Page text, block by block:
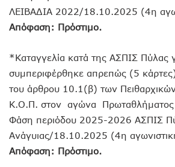
ΛΕΙΒΑΔΙΑ 2022/18.10.2025 (4η
Απόφαση: Πρόστιμο.
*Καταγγελία κατά της ΑΣΠΙΣ Πύλας
συμπεριφέρθηκε απρεπώς (5
του άρθρου 10.1(β) των
Κ.Ο.Π. στον αγώνα Πρωταθλήματος
Φάση περιόδου 2025-2026 ΑΣΠΙΣ
Ανάγυιας/18.10.2025 (4η
Απόφαση: Πρόστιμο.